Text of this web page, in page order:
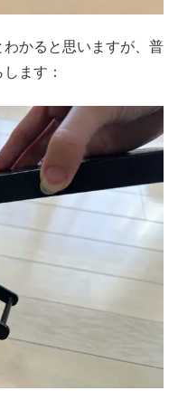
かると思いますが、普
ます：